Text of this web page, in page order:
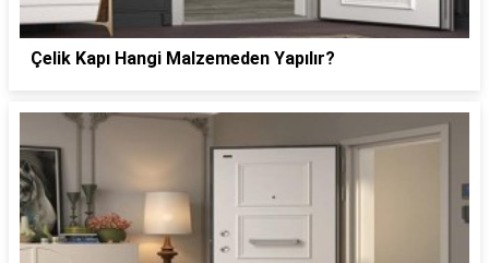
Çelik Kapı Hangi Malzemeden Yapılır?